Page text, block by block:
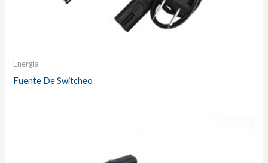
Energía
Fuente De Switcheo